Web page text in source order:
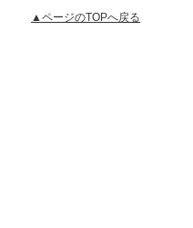
▲ページのTOPへ戻る